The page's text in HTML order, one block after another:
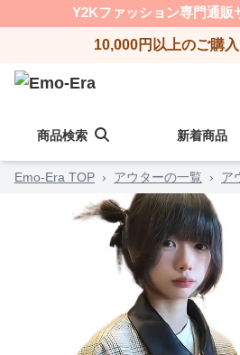
Y2Kファッション専門通販
10,000円以上のご購
商品検索 新着商品
Emo-Era TOP › アウターの一覧 › ア